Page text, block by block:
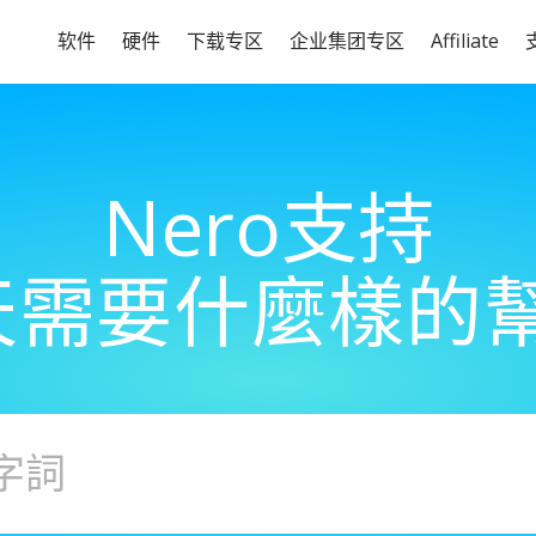
软件 硬件 下载专区 企业集团专区 Affiliate
Nero支持
要什麼樣的